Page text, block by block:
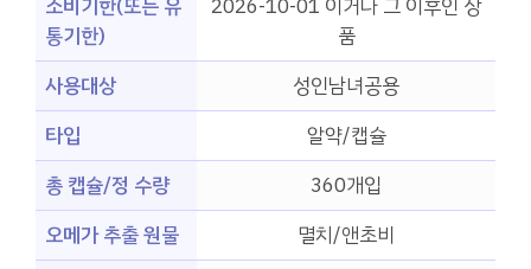
소비기한(또는 유
통기한)
2026-10-01 이거나 그 이후인 상
품
사용대상
성인남녀공용
타입
알약/캡슐
총 캡슐/정 수량
360개입
오메가 추출 원물
멸치/앤초비